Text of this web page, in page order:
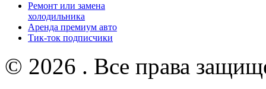
Ремонт или замена
холодильника
Аренда премиум авто
Тик-ток подписчики
© 2026 . Все права